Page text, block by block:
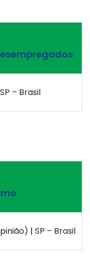
– Brasil
| SP – Brasil